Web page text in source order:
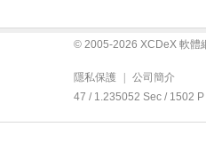
© 2005-2026 XCDeX 軟體
隱私保護
公司簡介
47 / 1.235052 Sec / 1502